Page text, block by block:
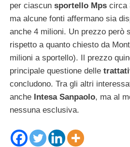
per ciascun sportello Mps circa
ma alcune fonti affermano sia
anche 4 milioni. Un prezzo però
rispetto a quanto chiesto da
milioni a sportello). Il prezzo
principale questione delle
concludono. Tra gli altri
anche Intesa Sanpaolo, ma al
nessuna esclusiva.